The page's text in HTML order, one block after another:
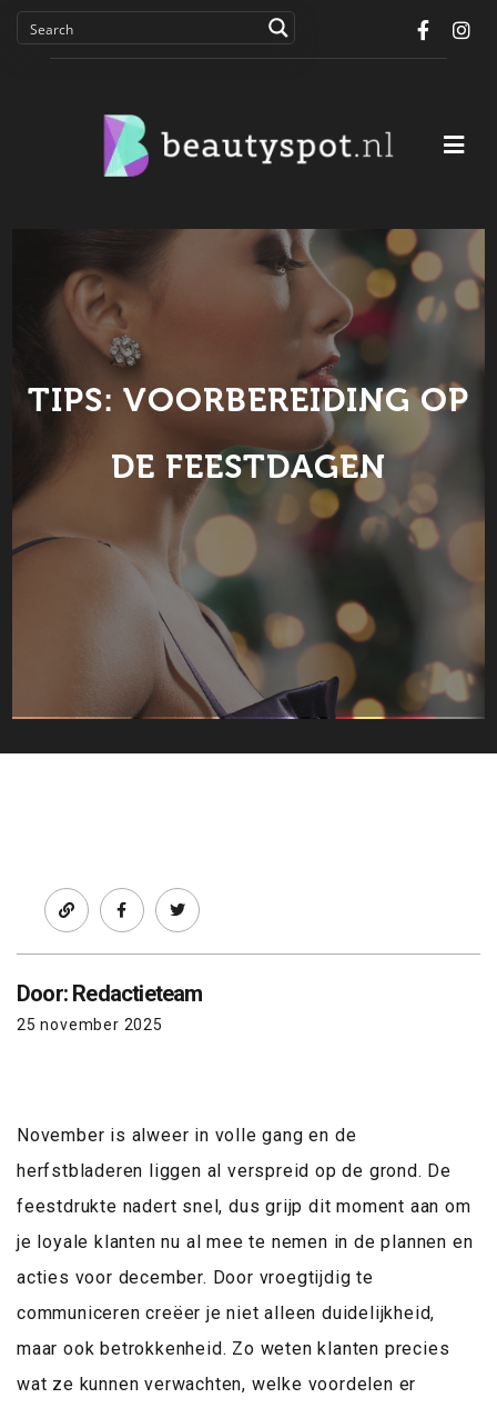
TIPS: VOORBEREIDING OP
DE FEESTDAGEN
Facebooktwitter
Door: Redactieteam
25 november 2025
November is alweer in volle gang en de
herfstbladeren liggen al verspreid op de grond. De
feestdrukte nadert snel, dus grijp dit moment aan om
je loyale klanten nu al mee te nemen in de plannen en
acties voor december. Door vroegtijdig te
communiceren creëer je niet alleen duidelijkheid,
maar ook betrokkenheid. Zo weten klanten precies
wat ze kunnen verwachten, welke voordelen er